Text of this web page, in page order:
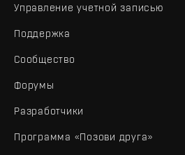
Управление учетной записью
Поддержка
Сообщество
Форумы
Разработчики
Программа «Позови друга»